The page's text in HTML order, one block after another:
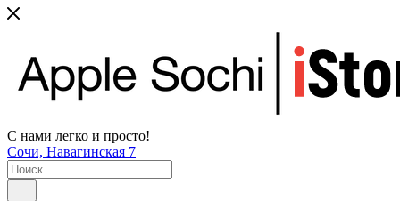
С нами легко и просто!
Сочи, Навагинская 7